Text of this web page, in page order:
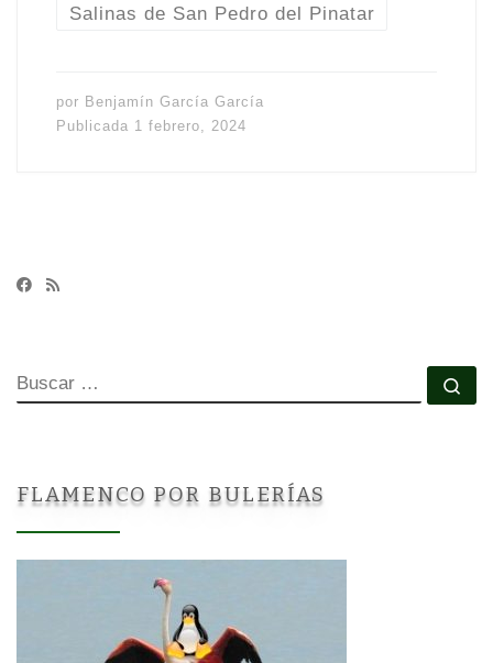
Salinas de San Pedro del Pinatar
por Benjamín García García
Publicada 1 febrero, 2024
BUSCAR
FLAMENCO POR BULERÍAS